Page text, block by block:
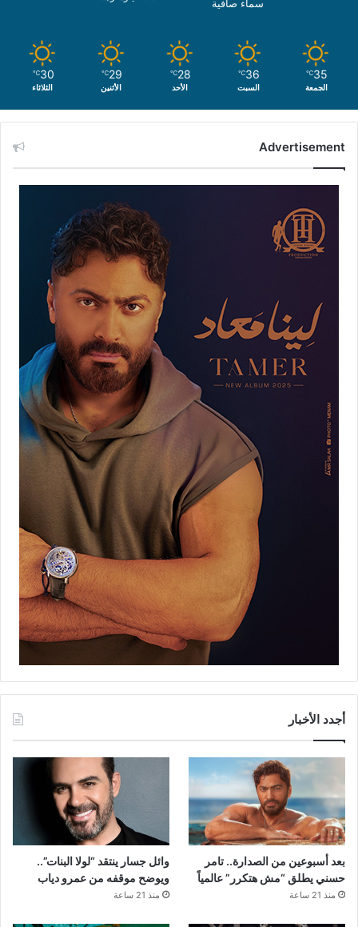
سماء صافية
35
℃
الجمعة
36
℃
السبت
28
℃
الأحد
29
℃
الأثنين
30
℃
الثلاثاء
Advertisement
أجدد الأخبار
بعد أسبوعين من الصدارة.. تامر
حسني يطلق “مش هتكرر” عالمياً
منذ 21 ساعة
وائل جسار ينتقد “لولا البنات”..
ويوضح موقفه من عمرو دياب
منذ 21 ساعة